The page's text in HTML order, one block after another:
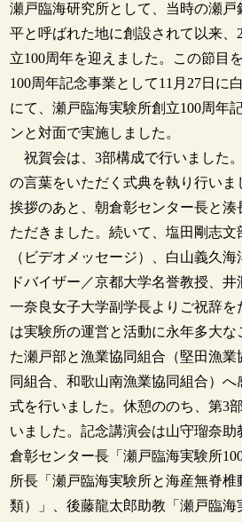
瀬戸臨海研究所として、当時の瀬戸
平と呼ばれた地に創設されて以来、
立100周年を迎えました。この節目
100周年記念事業として11月27日に
にて、瀬戸臨海実験所創立100周年
ンと対面で実施しました。
祝賀会は、3部構成で行いました
の言葉をいただく式典を執り行いま
挨拶のあと、朝倉彰センター長と湊
ただきました。続いて、塩田剛志
（ビデオメッセージ）、白山義久
ドバイザー／京都大学名誉教授、
一奈良女子大学副学長よりご祝辞を
は実験所の運営と活動に永年多大な
た瀬戸部と漁業協同組合（堅田漁
同組合、和歌山南漁業協同組合）へ
式を行いました。休憩ののち、第3
いました。記念講演会は山守瑠奈
倉彰センター長「瀬戸臨海実験所
所長「瀬戸臨海実験所と海産無脊
類）」、後藤龍太郎助教「瀬戸臨海